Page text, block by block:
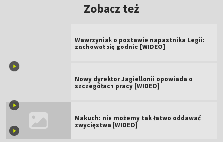
Zobacz też
Wawrzyniak o postawie napastnika Legii:
zachował się godnie [WIDEO]
Nowy dyrektor Jagiellonii opowiada o
szczegółach pracy [WIDEO]
Makuch: nie możemy tak łatwo oddawać
zwycięstwa [WIDEO]